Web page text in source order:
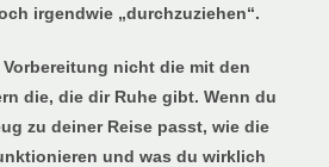
irgendwie „durchzuziehen“.
nicht die mit den
die, die dir Ruhe gibt. Wenn du
zu deiner Reise passt, wie die
und was du wirklich